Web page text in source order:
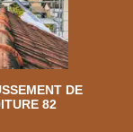
DE
82